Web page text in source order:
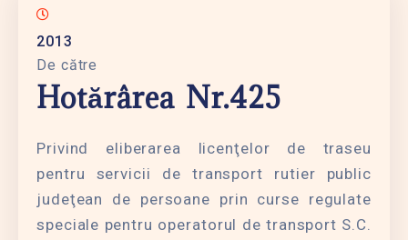
2013
De către
Hotărârea Nr.425
Privind eliberarea licenţelor de traseu
pentru servicii de transport rutier public
judeţean de persoane prin curse regulate
speciale pentru operatorul de transport S.C.